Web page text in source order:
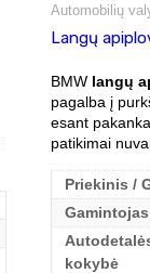
Automobilių
Langų
BMW langų
pagalba į
esant
patikimai
Priekinis /
Gamintojas
kokybė